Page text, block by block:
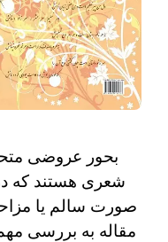
بحور عروضی
شعری هستند که
صورت سالم یا
مقاله به بررسی